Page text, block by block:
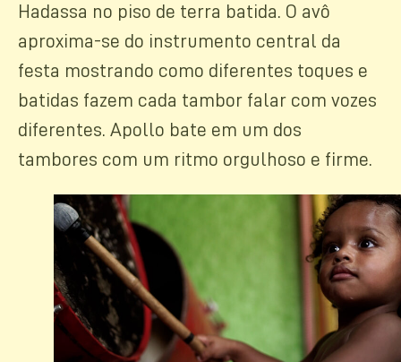
Hadassa no piso de terra batida. O avô
aproxima-se do instrumento central da
festa mostrando como diferentes toques e
batidas fazem cada tambor falar com vozes
diferentes. Apollo bate em um dos
tambores com um ritmo orgulhoso e firme.